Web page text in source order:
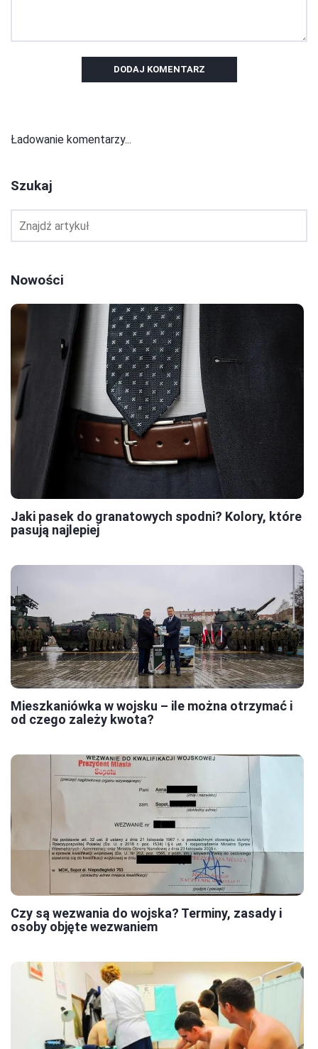
DODAJ KOMENTARZ
Ładowanie komentarzy...
Szukaj
Nowości
Jaki pasek do granatowych spodni? Kolory, które
pasują najlepiej
Mieszkaniówka w wojsku – ile można otrzymać i
od czego zależy kwota?
Czy są wezwania do wojska? Terminy, zasady i
osoby objęte wezwaniem